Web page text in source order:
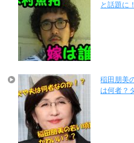
と話題に
稲田朋美
は何者？